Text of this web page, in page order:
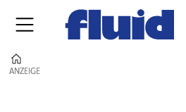
ANZEIGE
ANZEIGE